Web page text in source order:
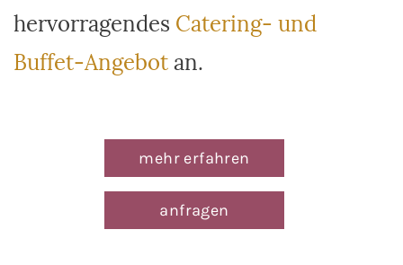
hervorragendes Catering- und
Buffet-Angebot an.
mehr erfahren
anfragen